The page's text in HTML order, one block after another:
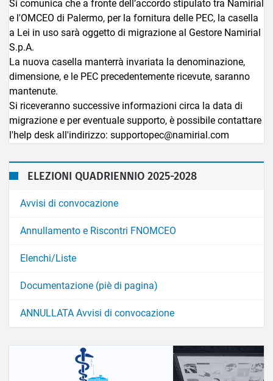
Si comunica che a fronte dell’accordo stipulato tra Namirial
e l'OMCEO di Palermo, per la fornitura delle PEC, la casella
a Lei in uso sarà oggetto di migrazione al Gestore Namirial
S.p.A.
La nuova casella manterrà invariata la denominazione,
dimensione, e le PEC precedentemente ricevute, saranno
mantenute.
Si riceveranno successive informazioni circa la data di
migrazione e per eventuale supporto, è possibile contattare
l'help desk all'indirizzo: supportopec@namirial.com
ELEZIONI QUADRIENNIO 2025-2028
Avvisi di convocazione
Annullamento e Riscontri FNOMCEO
Elenchi/Liste
Documentazione (piè di pagina)
ANNULLATA Avvisi di convocazione